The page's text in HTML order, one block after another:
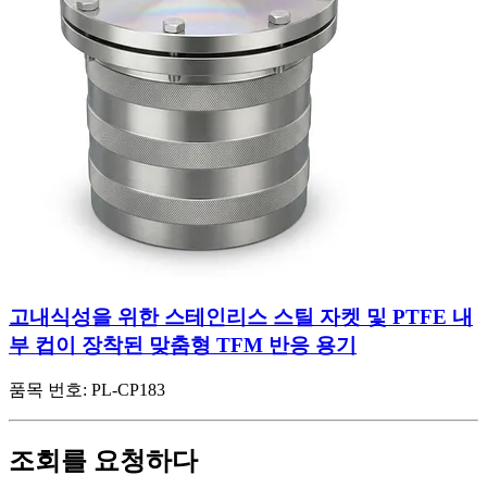
고내식성을 위한 스테인리스 스틸 자켓 및 PTFE 내
부 컵이 장착된 맞춤형 TFM 반응 용기
품목 번호: PL-CP183
조회를 요청하다